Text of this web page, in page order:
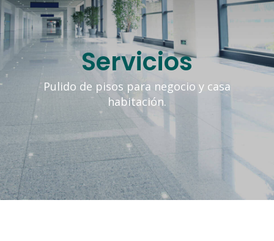
Servicios
Pulido de pisos para negocio y casa
habitación.